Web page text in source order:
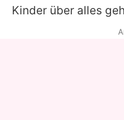
Kinder über alles